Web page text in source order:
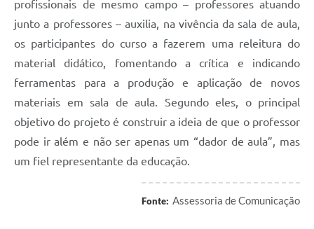
profissionais de mesmo campo – professores atuando
junto a professores – auxilia, na vivência da sala de aula,
os participantes do curso a fazerem uma releitura do
material didático, fomentando a crítica e indicando
ferramentas para a produção e aplicação de novos
materiais em sala de aula. Segundo eles, o principal
objetivo do projeto é construir a ideia de que o professor
pode ir além e não ser apenas um “dador de aula”, mas
um fiel representante da educação.
Fonte: Assessoria de Comunicação